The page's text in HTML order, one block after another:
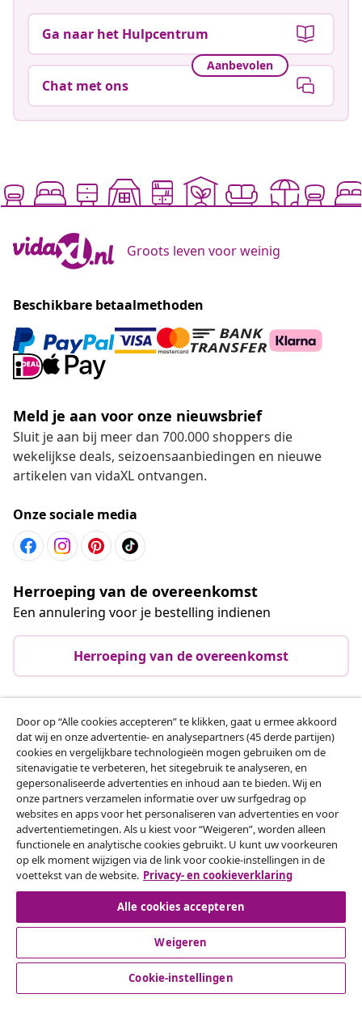
Ga naar het Hulpcentrum
Aanbevolen
Chat met ons
Groots leven voor weinig
Beschikbare betaalmethoden
Meld je aan voor onze nieuwsbrief
Sluit je aan bij meer dan 700.000 shoppers die
wekelijkse deals, seizoensaanbiedingen en nieuwe
artikelen van vidaXL ontvangen.
Onze sociale media
Herroeping van de overeenkomst
Een annulering voor je bestelling indienen
Herroeping van de overeenkomst
Klantenservice
Zakelijk
vidaXL
Ontdek meer
© 2008-2026 vidaXL www.vidaxl.nl is een website van vidaXL
Door op “Alle cookies accepteren” te klikken, gaat u ermee akkoord
dat wij en onze advertentie- en analysepartners (45 derde partijen)
cookies en vergelijkbare technologieën mogen gebruiken om de
sitenavigatie te verbeteren, het sitegebruik te analyseren, en
gepersonaliseerde advertenties en inhoud aan te bieden. Wij en
onze partners verzamelen informatie over uw surfgedrag op
websites en apps voor het personaliseren van advertenties en voor
advertentiemetingen. Als u kiest voor “Weigeren”, worden alleen
functionele en analytische cookies gebruikt. U kunt uw voorkeuren
op elk moment wijzigen via de link voor cookie-instellingen in de
voettekst van de website. Privacy- en cookieverklaring
Alle cookies accepteren
Weigeren
Cookie-instellingen